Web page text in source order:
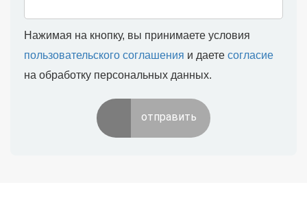
Нажимая на кнопку, вы принимаете условия
пользовательского соглашения и даете согласие
на обработку персональных данных.
отправить